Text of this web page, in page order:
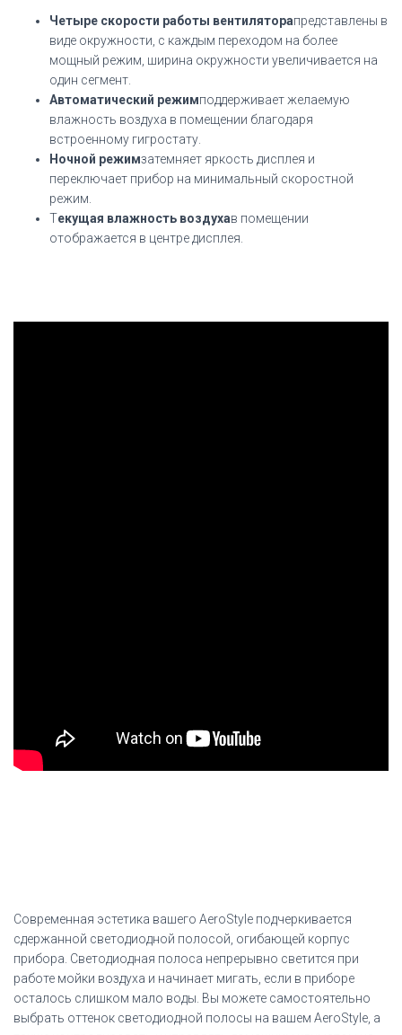
Четыре скорости работы вентиляторапредставлены в
виде окружности, с каждым переходом на более
мощный режим, ширина окружности увеличивается на
один сегмент.
Автоматический режимподдерживает желаемую
влажность воздуха в помещении благодаря
встроенному гигростату.
Ночной режимзатемняет яркость дисплея и
переключает прибор на минимальный скоростной
режим.
Текущая влажность воздухав помещении
отображается в центре дисплея.
Современная эстетика вашего AeroStyle подчеркивается
сдержанной светодиодной полосой, огибающей корпус
прибора. Светодиодная полоса непрерывно светится при
работе мойки воздуха и начинает мигать, если в приборе
осталось слишком мало воды. Вы можете самостоятельно
выбрать оттенок светодиодной полосы на вашем AeroStyle, а